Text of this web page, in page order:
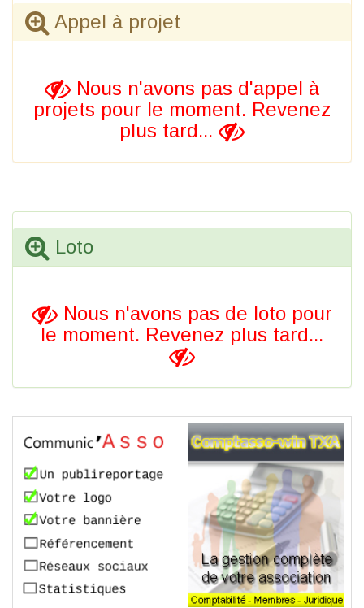
Appel à projet
Nous n'avons pas d'appel à
projets pour le moment. Revenez
plus tard...
Loto
Nous n'avons pas de loto pour
le moment. Revenez plus tard...